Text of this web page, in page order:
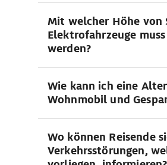
Mit welcher Höhe
Elektrofahrzeuge
werden?
Wie kann ich eine
Wohnmobil und
Wo können Reisende
Verkehrsstörungen,